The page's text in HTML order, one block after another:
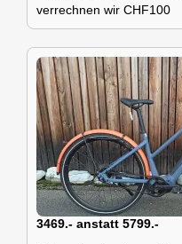
verrechnen wir CHF100
3469.- anstatt 5799.-